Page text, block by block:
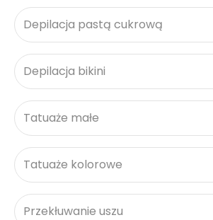
Depilacja pastą cukrową
Depilacja bikini
Tatuaże małe
Tatuaże kolorowe
Przekłuwanie uszu